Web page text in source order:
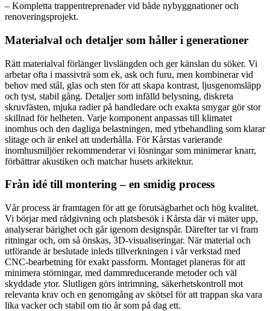
– Kompletta trappentreprenader vid både nybyggnationer och
renoveringsprojekt.
Materialval och detaljer som håller i generationer
Rätt materialval förlänger livslängden och ger känslan du söker. Vi
arbetar ofta i massivträ som ek, ask och furu, men kombinerar vid
behov med stål, glas och sten för att skapa kontrast, ljusgenomsläpp
och tyst, stabil gång. Detaljer som infälld belysning, diskreta
skruvfästen, mjuka radier på handledare och exakta smygar gör stor
skillnad för helheten. Varje komponent anpassas till klimatet
inomhus och den dagliga belastningen, med ytbehandling som klarar
slitage och är enkel att underhålla. För Kårstas varierande
inomhusmiljöer rekommenderar vi lösningar som minimerar knarr,
förbättrar akustiken och matchar husets arkitektur.
Från idé till montering – en smidig process
Vår process är framtagen för att ge förutsägbarhet och hög kvalitet.
Vi börjar med rådgivning och platsbesök i Kårsta där vi mäter upp,
analyserar bärighet och går igenom designspår. Därefter tar vi fram
ritningar och, om så önskas, 3D-visualiseringar. När material och
utförande är beslutade inleds tillverkningen i vår verkstad med
CNC-bearbetning för exakt passform. Montaget planeras för att
minimera störningar, med dammreducerande metoder och väl
skyddade ytor. Slutligen görs intrimning, säkerhetskontroll mot
relevanta krav och en genomgång av skötsel för att trappan ska vara
lika vacker och stabil om tio år som på dag ett.